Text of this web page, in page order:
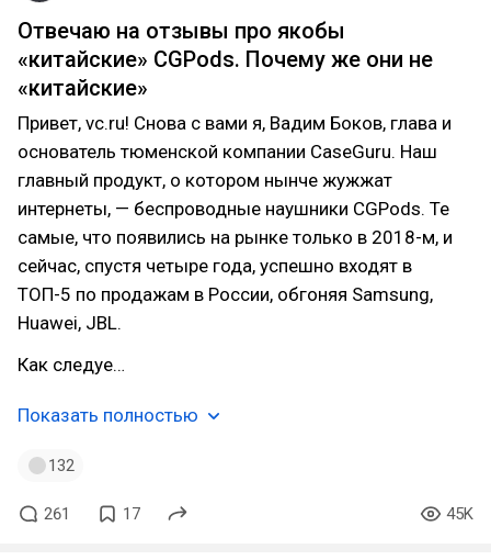
Отвечаю на отзывы про якобы
«китайские» CGPods. Почему же они не
«китайские»
Привет, vc.ru! Снова с вами я, Вадим Боков, глава и
основатель тюменской компании CaseGuru. Наш
главный продукт, о котором нынче жужжат
интернеты, — беспроводные наушники CGPods. Те
самые, что появились на рынке только в 2018-м, и
сейчас, спустя четыре года, успешно входят в
ТОП-5 по продажам в России, обгоняя Samsung,
Huawei, JBL.
Как следуе…
Показать полностью
132
261 17 45K